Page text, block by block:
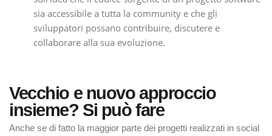
sia accessibile a tutta la community e che gli
sviluppatori possano contribuire, discutere e
collaborare alla sua evoluzione.
Vecchio e nuovo approccio
insieme? Si può fare
Anche se di fatto la maggior parte dei progetti realizzati in social